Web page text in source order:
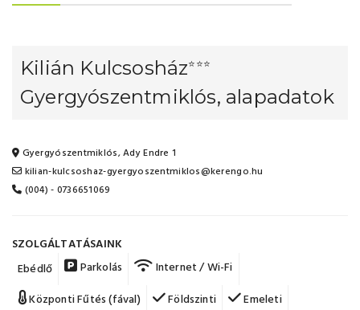
Kilián Kulcsosház⭐⭐⭐
Gyergyószentmiklós, alapadatok
Gyergyószentmiklós, Ady Endre 1
kilian-kulcsoshaz-gyergyoszentmiklos@kerengo.hu
(004) - 0736651069
SZOLGÁLTATÁSAINK
Ebédlő
Parkolás
Internet / Wi-Fi
Központi Fűtés (fával)
Földszinti
Emeleti